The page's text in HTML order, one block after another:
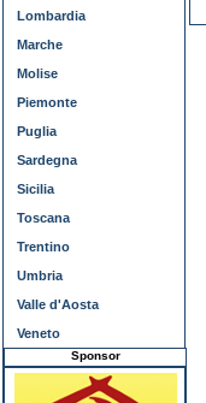
Lombardia
Marche
Molise
Piemonte
Puglia
Sardegna
Sicilia
Toscana
Trentino
Umbria
Valle d'Aosta
Veneto
Sponsor